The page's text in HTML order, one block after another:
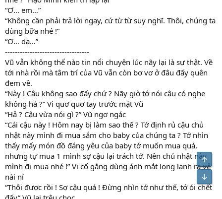
“Ơ… em…”
“Không cần phải trả lời ngay, cứ từ từ suy nghĩ. Thôi, chúng ta
dùng bữa nhé !”
“Ơ… dạ…”
----------------------------------
Vũ vẫn không thể nào tin nổi chuyện lúc nãy lại là sự thật. Về
tới nhà rồi mà tâm trí của Vũ vẫn còn bơ vơ ở đâu đấy quên
đem về.
“Này ! Cậu không sao đấy chứ ? Nãy giờ tớ nói cậu có nghe
không hả ?” Vi quơ quơ tay trước mặt Vũ
“Hả ? Cậu vừa nói gì ?” Vũ ngơ ngác
“Cái cậu này ! Hôm nay bị làm sao thế ? Tớ định rủ cậu chủ
nhật này mình đi mua sắm cho baby của chúng ta ? Tớ nhìn
thấy mấy món đồ đáng yêu của baby tớ muốn mua quá,
nhưng tự mua 1 mình sợ cậu lại trách tớ. Nên chủ nhật này
mình đi mua nhé !” Vi cố gắng dùng ánh mắt long lanh ra vẻ
nài nỉ
“Thôi được rồi ! Sợ cậu quá ! Đừng nhìn tớ như thế, tớ ói chết